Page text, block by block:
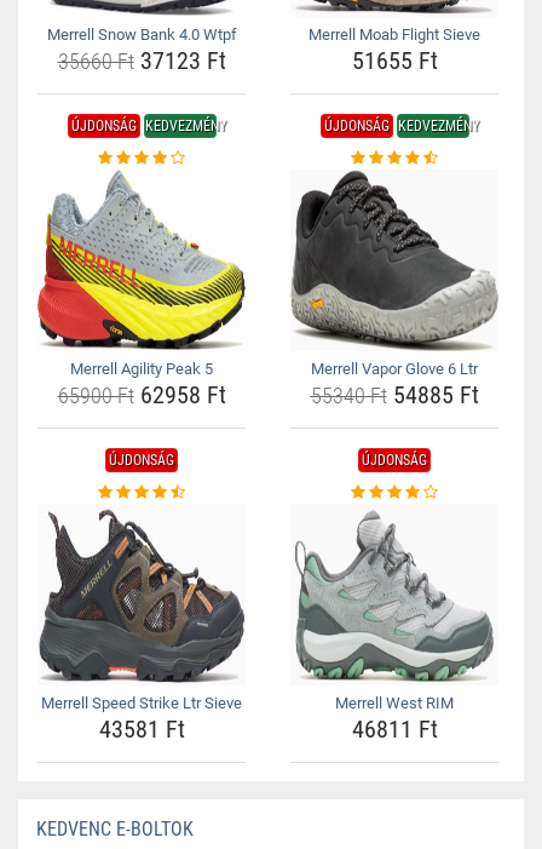
Merrell Snow Bank 4.0 Wtpf
35660 Ft37123 Ft
Merrell Moab Flight Sieve
51655 Ft
ÚJDONSÁG KEDVEZMÉNY
Merrell Agility Peak 5
65900 Ft62958 Ft
ÚJDONSÁG KEDVEZMÉNY
Merrell Vapor Glove 6 Ltr
55340 Ft54885 Ft
ÚJDONSÁG
Merrell Speed Strike Ltr Sieve
43581 Ft
ÚJDONSÁG
Merrell West RIM
46811 Ft
KEDVENC E-BOLTOK